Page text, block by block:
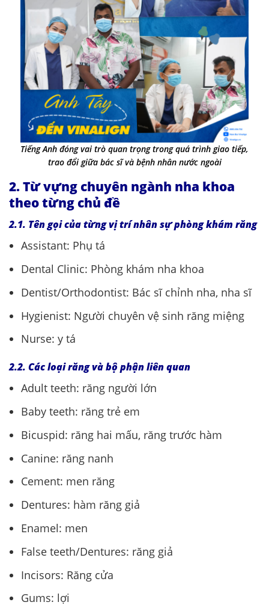
Tiếng Anh đóng vai trò quan trọng trong quá trình giao tiếp,
trao đổi giữa bác sĩ và bệnh nhân nước ngoài
2. Từ vựng chuyên ngành nha khoa
theo từng chủ đề
2.1. Tên gọi của từng vị trí nhân sự phòng khám răng
Assistant: Phụ tá
Dental Clinic: Phòng khám nha khoa
Dentist/Orthodontist: Bác sĩ chỉnh nha, nha sĩ
Hygienist: Người chuyên vệ sinh răng miệng
Nurse: y tá
2.2. Các loại răng và bộ phận liên quan
Adult teeth: răng người lớn
Baby teeth: răng trẻ em
Bicuspid: răng hai mấu, răng trước hàm
Canine: răng nanh
Cement: men răng
Dentures: hàm răng giả
Enamel: men
False teeth/Dentures: răng giả
Incisors: Răng cửa
Gums: lợi